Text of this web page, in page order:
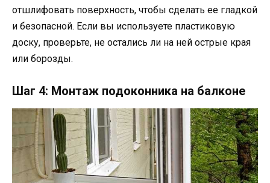
отшлифовать поверхность, чтобы сделать ее гладкой
и безопасной. Если вы используете пластиковую
доску, проверьте, не остались ли на ней острые края
или борозды.
Шаг 4: Монтаж подоконника на балконе